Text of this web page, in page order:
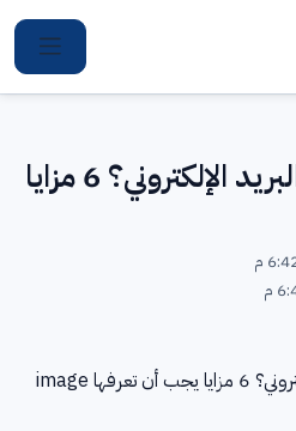
ما هو التسويق عبر البريد الإلكتروني؟ 6 مزايا